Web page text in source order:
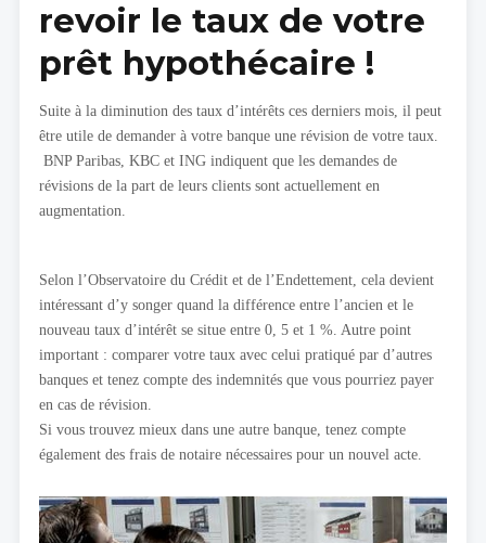
revoir le taux de votre
prêt hypothécaire !
Suite à la diminution des taux d’intérêts ces derniers mois, il peut
être utile de demander à votre banque une révision de votre taux.
BNP Paribas, KBC et ING indiquent que les demandes de
révisions de la part de leurs clients sont actuellement en
augmentation.
Selon l’Observatoire du Crédit et de l’Endettement, cela devient
intéressant d’y songer quand la différence entre l’ancien et le
nouveau taux d’intérêt se situe entre 0, 5 et 1 %. Autre point
important : comparer votre taux avec celui pratiqué par d’autres
banques et tenez compte des indemnités que vous pourriez payer
en cas de révision.
Si vous trouvez mieux dans une autre banque, tenez compte
également des frais de notaire nécessaires pour un nouvel acte.